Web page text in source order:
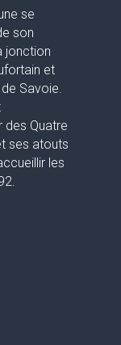
se
son
jonction
et
Savoie.
des Quatre
ses atouts
les